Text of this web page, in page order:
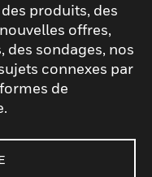
produits, des
offres,
des sondages, nos
connexes par
de